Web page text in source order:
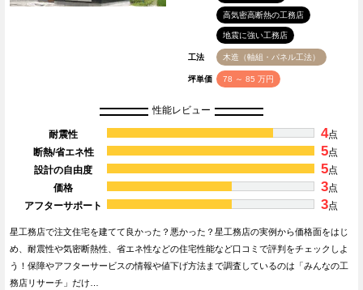
高気密高断熱の工務店
地震に強い工務店
工法 木造（軸組・パネル工法）
坪単価 78 ～ 85 万円
性能レビュー
耐震性 4点
断熱/省エネ性
5点
設計の自由度
5点
価格
3点
アフターサポート
3点
星工務店で注文住宅を建てて良かった？悪かった？星工務店の実例から価格面をはじ
め、耐震性や気密断熱性、省エネ性などの住宅性能など口コミで評判をチェックしよ
う！保障やアフターサービスの情報や値下げ方法まで調査しているのは「みんなの工
務店リサーチ」だけ…